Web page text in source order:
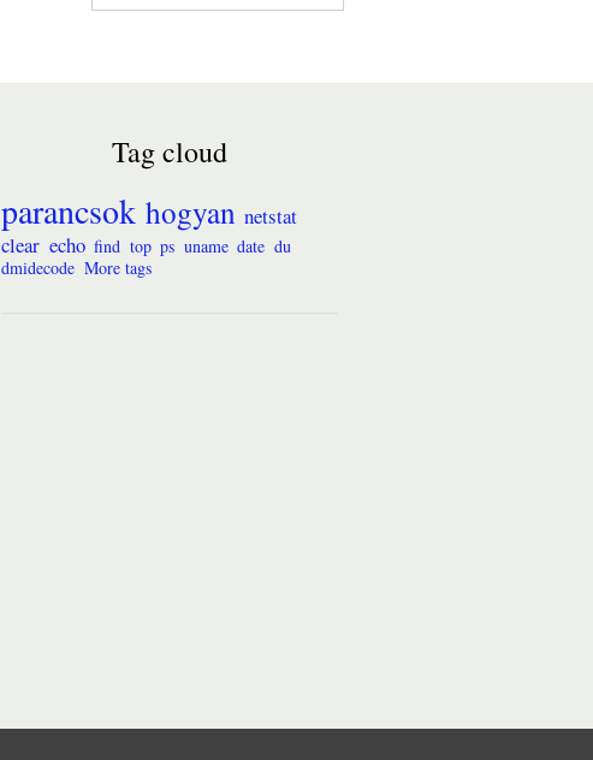
Tag cloud
parancsok hogyan netstat
clear echo find top ps uname date du
dmidecode More tags